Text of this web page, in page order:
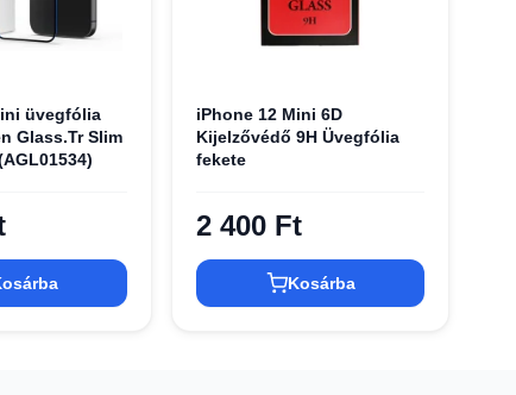
üvegfólia
Glass.Tr Slim
iPhone 12 Mini 6D
Kijelzővédő 9H Üvegfólia
fekete
2 400 Ft
Kosárba